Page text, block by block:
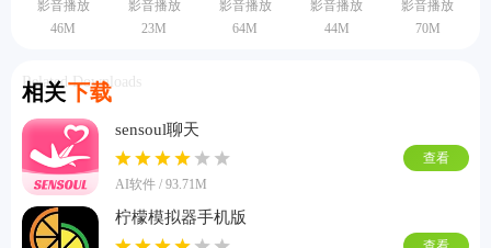
影音播放
46M
影音播放
23M
影音播放
64M
影音播放
44M
影音播放
70M
相关下载
Related Downloads
sensoul聊天
AI软件 / 93.71M
查看
柠檬模拟器手机版